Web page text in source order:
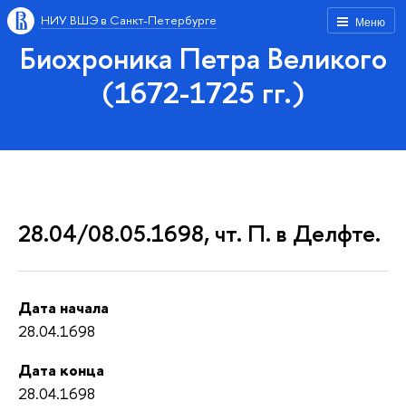
Меню
НИУ ВШЭ в Санкт-Петербурге
Биохроника Петра Великого
(1672-1725 гг.)
28.04/08.05.1698, чт. П. в Делфте.
Дата начала
28.04.1698
Дата конца
28.04.1698